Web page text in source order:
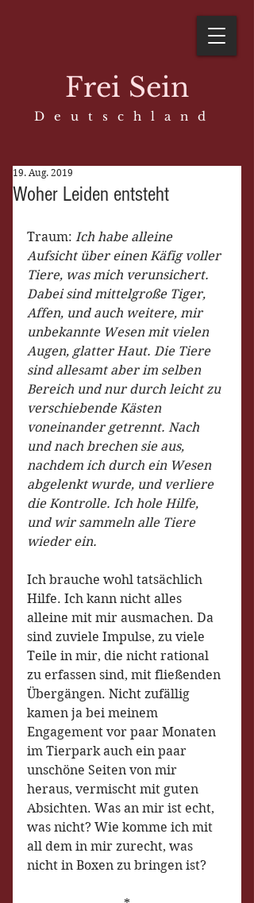
Frei Sein
D e u t s c h l a n d
Woher Leiden entsteht
19. Aug. 2019
Traum: Ich habe alleine
Aufsicht über einen Käfig voller
Tiere, was mich verunsichert.
Dabei sind mittelgroße Tiger,
Affen, und auch weitere, mir
unbekannte Wesen mit vielen
Augen, glatter Haut. Die Tiere
sind allesamt aber im selben
Bereich und nur durch leicht zu
verschiebende Kästen
voneinander getrennt. Nach
und nach brechen sie aus,
nachdem ich durch ein Wesen
abgelenkt wurde, und verliere
die Kontrolle. Ich hole Hilfe,
und wir sammeln alle Tiere
wieder ein.
Ich brauche wohl tatsächlich
Hilfe. Ich kann nicht alles
alleine mit mir ausmachen. Da
sind zuviele Impulse, zu viele
Teile in mir, die nicht rational
zu erfassen sind, mit fließenden
Übergängen. Nicht zufällig
kamen ja bei meinem
Engagement vor paar Monaten
im Tierpark auch ein paar
unschöne Seiten von mir
heraus, vermischt mit guten
Absichten. Was an mir ist echt,
was nicht? Wie komme ich mit
all dem in mir zurecht, was
nicht in Boxen zu bringen ist?